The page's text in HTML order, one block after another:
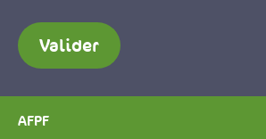
Valider
AFPF